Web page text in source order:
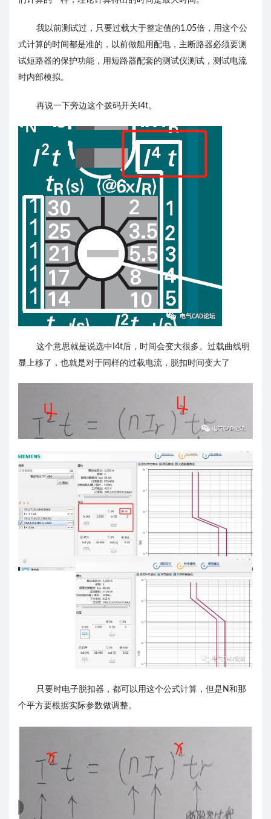
我以前测试过，只要过载大于整定值的1.05倍，用这个公
式计算的时间都是准的，以前做船用配电，主断路器必须要测
试短路器的保护功能，用短路器配套的测试仪测试，测试电流
时内部模拟。
再说一下旁边这个拨码开关I4t。
这个意思就是说选中I4t后，时间会变大很多。过载曲线明
显上移了，也就是对于同样的过载电流，脱扣时间变大了
只要时电子脱扣器，都可以用这个公式计算，但是N和那
个平方要根据实际参数做调整。